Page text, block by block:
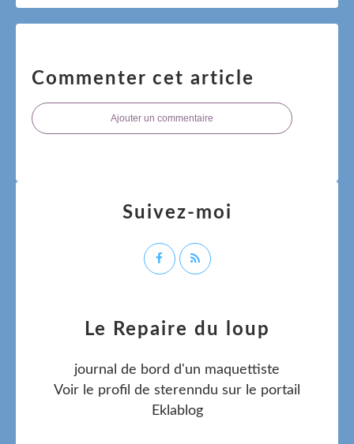
Commenter cet article
Ajouter un commentaire
Le Repaire du loup
journal de bord d'un maquettiste
Voir le profil de sterenndu sur le portail
Eklablog
Suivez-moi